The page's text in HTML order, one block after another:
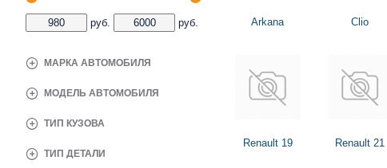
руб. руб.
МАРКА АВТОМОБИЛЯ
МОДЕЛЬ АВТОМОБИЛЯ
ТИП КУЗОВА
ТИП ДЕТАЛИ
Arkana Clio
Renault 19 Renault 21